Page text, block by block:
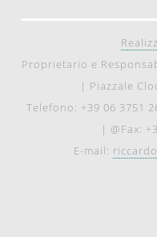
Proprietario e
| Piazzale
Telefono: +39 06 3751
| @Fax:
E-mail: